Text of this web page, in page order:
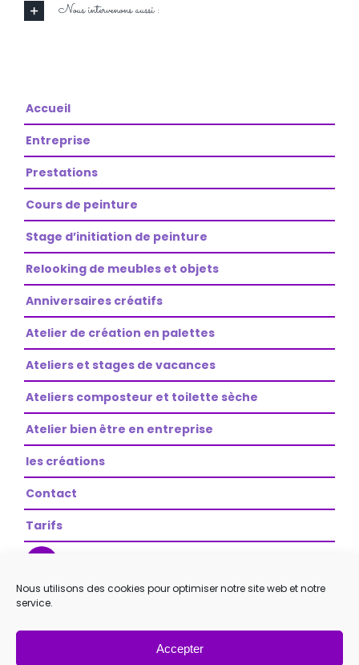
Nous utilisons des cookies pour optimiser notre site web et notre
service.
Accepter
Nous intervenons aussi :
Accueil
Entreprise
Prestations
Cours de peinture
Stage d’initiation de peinture
Relooking de meubles et objets
Anniversaires créatifs
Atelier de création en palettes
Ateliers et stages de vacances
Ateliers composteur et toilette sèche
Atelier bien être en entreprise
les créations
Contact
Tarifs